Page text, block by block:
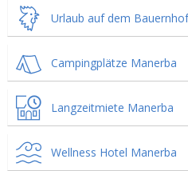
Urlaub auf dem
Campingplätze Manerba
Langzeitmiete Manerba
Wellness Hotel Manerba